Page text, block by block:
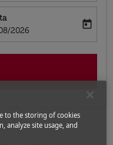
return-date-aria-label
2026
today
to the storing of cookies
analyze site usage, and